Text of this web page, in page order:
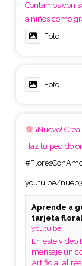
Contamos con
a niños como
Foto
Foto
¡Nuevo!
Haz tu pedido
youtu.be/
Aprende a
tarjeta floral
youtu.be
En este video
mensaje
Artificial al